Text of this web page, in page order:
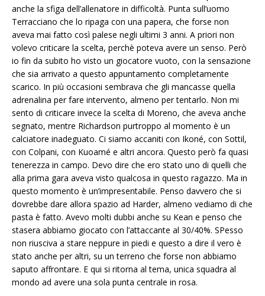
anche la sfiga dell’allenatore in difficoltà. Punta sull’uomo
Terracciano che lo ripaga con una papera, che forse non
aveva mai fatto così palese negli ultimi 3 anni. A priori non
volevo criticare la scelta, perchè poteva avere un senso. Però
io fin da subito ho visto un giocatore vuoto, con la sensazione
che sia arrivato a questo appuntamento completamente
scarico. In più occasioni sembrava che gli mancasse quella
adrenalina per fare intervento, almeno per tentarlo. Non mi
sento di criticare invece la scelta di Moreno, che aveva anche
segnato, mentre Richardson purtroppo al momento è un
calciatore inadeguato. Ci siamo accaniti con Ikoné, con Sottil,
con Colpani, con Kuoamé e altri ancora. Questo però fa quasi
tenerezza in campo. Devo dire che ero stato uno di quelli che
alla prima gara aveva visto qualcosa in questo ragazzo. Ma in
questo momento è un’impresentabile. Penso davvero che si
dovrebbe dare allora spazio ad Harder, almeno vediamo di che
pasta è fatto. Avevo molti dubbi anche su Kean e penso che
stasera abbiamo giocato con l’attaccante al 30/40%. SPesso
non riusciva a stare neppure in piedi e questo a dire il vero è
stato anche per altri, su un terreno che forse non abbiamo
saputo affrontare. E qui si ritorna al tema, unica squadra al
mondo ad avere una sola punta centrale in rosa.